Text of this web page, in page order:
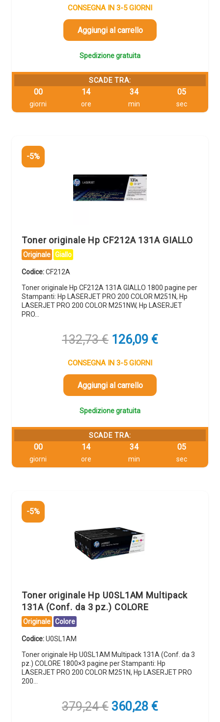
originale
era:
132,73 €.
CONSEGNA IN 3-5 GIORNI
Aggiungi al carrello
Spedizione gratuita
SCADE TRA:
00
giorni
14
ore
34
min
04
sec
-5%
Toner originale Hp CF212A 131A GIALLO
Originale Giallo
Codice:CF212A
Toner originale Hp CF212A 131A GIALLO 1800 pagine per
Stampanti: Hp LASERJET PRO 200 COLOR M251N, Hp
LASERJET PRO 200 COLOR M251NW, Hp LASERJET
PRO…
132,73€ Il
originale
era:
132,73 €.
126,09 €Il
CONSEGNA IN 3-5 GIORNI
Aggiungi al carrello
Spedizione gratuita
SCADE TRA:
00
giorni
14
ore
34
min
04
sec
-5%
Toner originale Hp U0SL1AM Multipack
131A (Conf. da 3 pz.) COLORE
Originale Colore
Codice:U0SL1AM
Toner originale Hp U0SL1AM Multipack 131A (Conf. da 3
pz.) COLORE 1800×3 pagine per Stampanti: Hp
LASERJET PRO 200 COLOR M251N, Hp LASERJET PRO
200…
379,24€ Il
360,28 €Il